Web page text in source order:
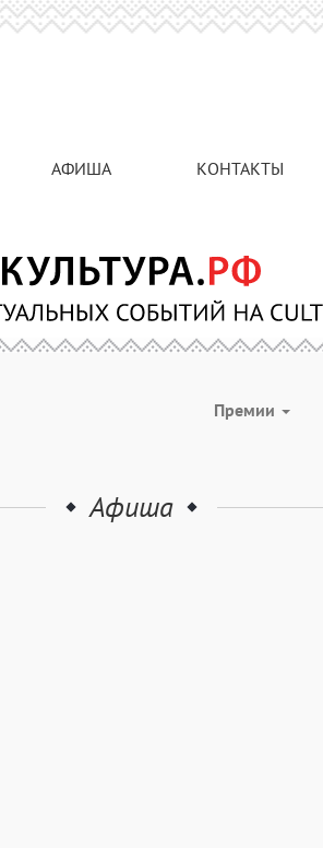
АФИША КОНТАКТЫ
Премии
Афиша